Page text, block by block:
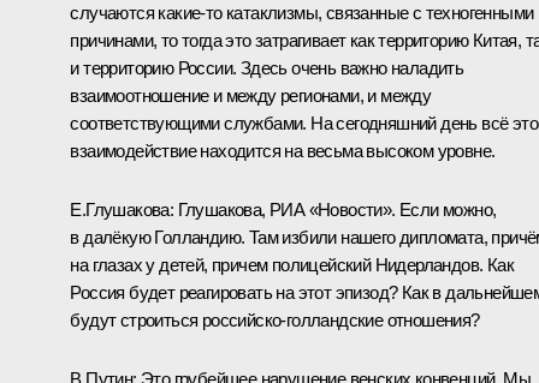
случаются какие‑то катаклизмы, связанные с техногенными
причинами, то тогда это затрагивает как территорию Китая,
и территорию России. Здесь очень важно наладить
взаимоотношение и между регионами, и между
соответствующими службами. На сегодняшний день всё это
взаимодействие находится на весьма высоком уровне.
Е.Глушакова: Глушакова, РИА «Новости». Если можно,
в далёкую Голландию. Там избили нашего дипломата,
на глазах у детей, причем полицейский Нидерландов. Как
Россия будет реагировать на этот эпизод? Как в
будут строиться российско-голландские отношения?